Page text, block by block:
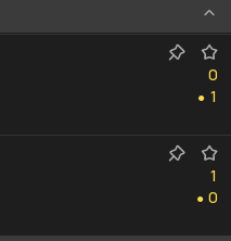
0
0
●
1
1
1
1
●
0
0